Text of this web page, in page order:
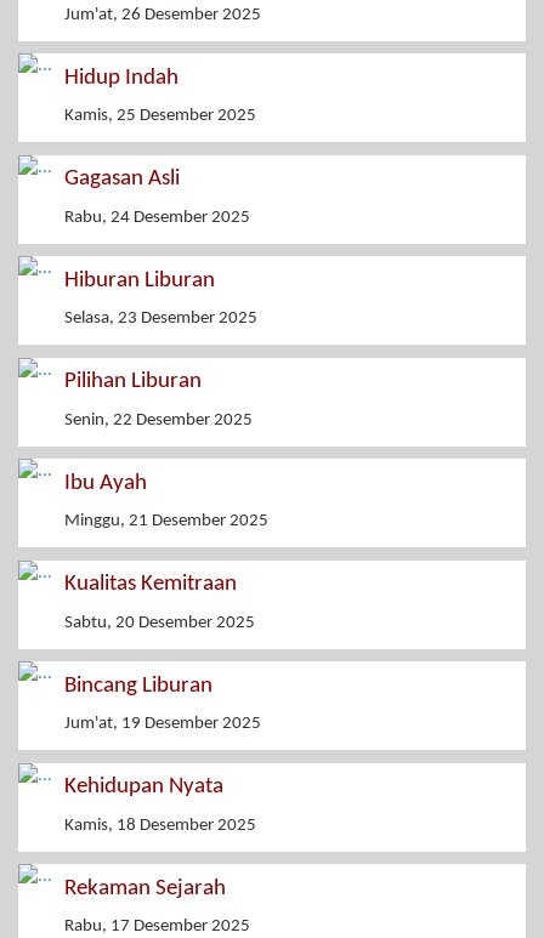
Jum'at, 26 Desember 2025
Hidup Indah
Kamis, 25 Desember 2025
Gagasan Asli
Rabu, 24 Desember 2025
Hiburan Liburan
Selasa, 23 Desember 2025
Pilihan Liburan
Senin, 22 Desember 2025
Ibu Ayah
Minggu, 21 Desember 2025
Kualitas Kemitraan
Sabtu, 20 Desember 2025
Bincang Liburan
Jum'at, 19 Desember 2025
Kehidupan Nyata
Kamis, 18 Desember 2025
Rekaman Sejarah
Rabu, 17 Desember 2025